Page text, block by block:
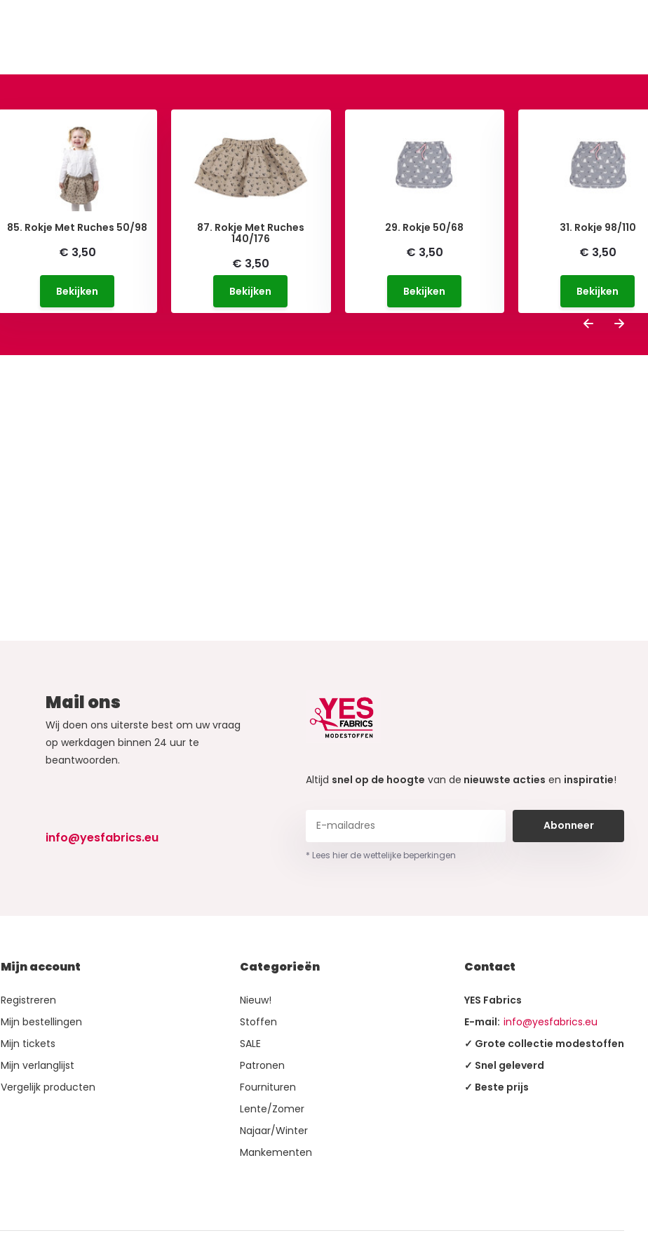
85. Rokje Met Ruches 50/98
€ 3,50
Bekijken
87. Rokje Met Ruches
140/176
€ 3,50
Bekijken
29. Rokje 50/68
€ 3,50
Bekijken
31. Rokje 98/110
€ 3,50
Bekijken
Mail ons
Wij doen ons uiterste best om uw vraag
op werkdagen binnen 24 uur te
beantwoorden.
info@yesfabrics.eu
Altijd snel op de hoogte van de nieuwste acties en inspiratie!
Abonneer
* Lees hier de wettelijke beperkingen
Mijn account
Registreren
Mijn bestellingen
Mijn tickets
Mijn verlanglijst
Vergelijk producten
Categorieën
Nieuw!
Stoffen
SALE
Patronen
Fournituren
Lente/Zomer
Najaar/Winter
Mankementen
Contact
YES Fabrics
E-mail: info@yesfabrics.eu
✓ Grote collectie modestoffen
✓ Snel geleverd
✓ Beste prijs